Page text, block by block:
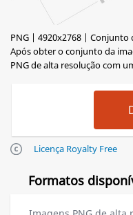
PNG | 4920x2768 | Conjunto
Após obter o conjunto da
PNG de alta resolução com
Licença Royalty Free
Formatos